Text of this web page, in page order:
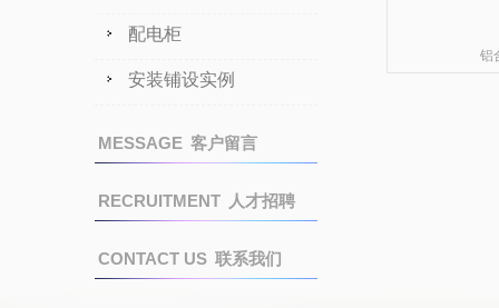
配电柜
安装铺设实例
MESSAGE 客户留言
RECRUITMENT 人才招聘
CONTACT US 联系我们
铝